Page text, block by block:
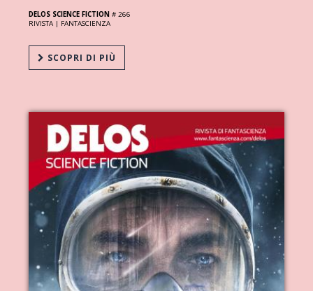
DELOS SCIENCE FICTION # 266
RIVISTA | FANTASCIENZA
SCOPRI DI PIÙ